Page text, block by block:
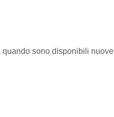
quando sono disponibili nuove